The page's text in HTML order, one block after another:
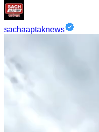
sachaaptaknews